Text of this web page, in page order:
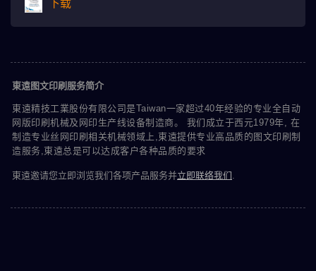
東遠图文印刷服务简介
東遠精技工業股份有限公司是Taiwan一家超过40年经验的专业全自动
网版印刷机械及网印生产线设备制造商。 我们成立于西元1979年, 在
制造专业丝网印刷相关机械领域上,東遠提供专业高品质的图文印刷制
造服务,東遠总是可以达成客户各种品质的要求
東遠邀请您立即浏览我们各项产品服务并立即联络我们 .